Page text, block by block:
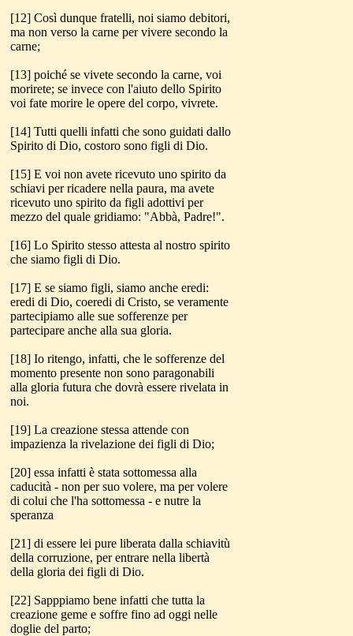
[12] Così dunque fratelli, noi siamo debitori,
ma non verso la carne per vivere secondo la
carne;
[13] poiché se vivete secondo la carne, voi
morirete; se invece con l'aiuto dello Spirito
voi fate morire le opere del corpo, vivrete.
[14] Tutti quelli infatti che sono guidati dallo
Spirito di Dio, costoro sono figli di Dio.
[15] E voi non avete ricevuto uno spirito da
schiavi per ricadere nella paura, ma avete
ricevuto uno spirito da figli adottivi per
mezzo del quale gridiamo: "Abbà, Padre!".
[16] Lo Spirito stesso attesta al nostro spirito
che siamo figli di Dio.
[17] E se siamo figli, siamo anche eredi:
eredi di Dio, coeredi di Cristo, se veramente
partecipiamo alle sue sofferenze per
partecipare anche alla sua gloria.
[18] Io ritengo, infatti, che le sofferenze del
momento presente non sono paragonabili
alla gloria futura che dovrà essere rivelata in
noi.
[19] La creazione stessa attende con
impazienza la rivelazione dei figli di Dio;
[20] essa infatti è stata sottomessa alla
caducità - non per suo volere, ma per volere
di colui che l'ha sottomessa - e nutre la
speranza
[21] di essere lei pure liberata dalla schiavitù
della corruzione, per entrare nella libertà
della gloria dei figli di Dio.
[22] Sapppiamo bene infatti che tutta la
creazione geme e soffre fino ad oggi nelle
doglie del parto;